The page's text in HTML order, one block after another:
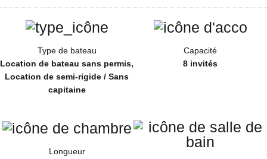
Type de bateau
Location de bateau sans permis,
Location de semi-rigide / Sans
capitaine
Capacité
8 invités
Longueur